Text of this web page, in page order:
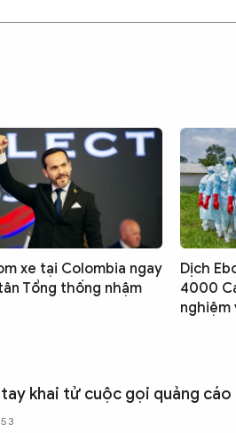
xe tại Colombia ngay
Tổng thống nhậm
Dịch
4000
nghiệm
tay khai tử cuộc gọi quảng